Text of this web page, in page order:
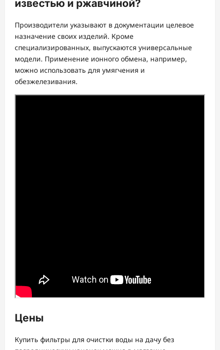
известью и ржавчиной?
Производители указывают в документации целевое
назначение своих изделий. Кроме
специализированных, выпускаются универсальные
модели. Применение ионного обмена, например,
можно использовать для умягчения и
обезжелезивания.
Цены
Купить фильтры для очистки воды на дачу без